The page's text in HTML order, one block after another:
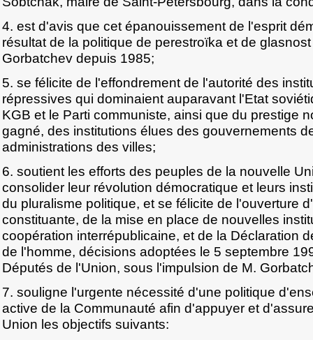
4. est d'avis que cet épanouissement de l'esprit
résultat de la politique de perestroïka et de
Gorbatchev depuis 1985;
5. se félicite de l'effondrement de l'autorité des
répressives qui dominaient auparavant l'Etat
KGB et le Parti communiste, ainsi que du prestige
gagné, des institutions élues des gouvernements
administrations des villes;
6. soutient les efforts des peuples de la nouvelle
consolider leur révolution démocratique et leurs
du pluralisme politique, et se félicite de l'ouverture
constituante, de la mise en place de nouvelles
coopération interrépublicaine, et de la Déclaration
de l'homme, décisions adoptées le 5 septembre
Députés de l'Union, sous l'impulsion de M.
7. souligne l'urgente nécessité d'une politique
active de la Communauté afin d'appuyer et
Union les objectifs suivants: